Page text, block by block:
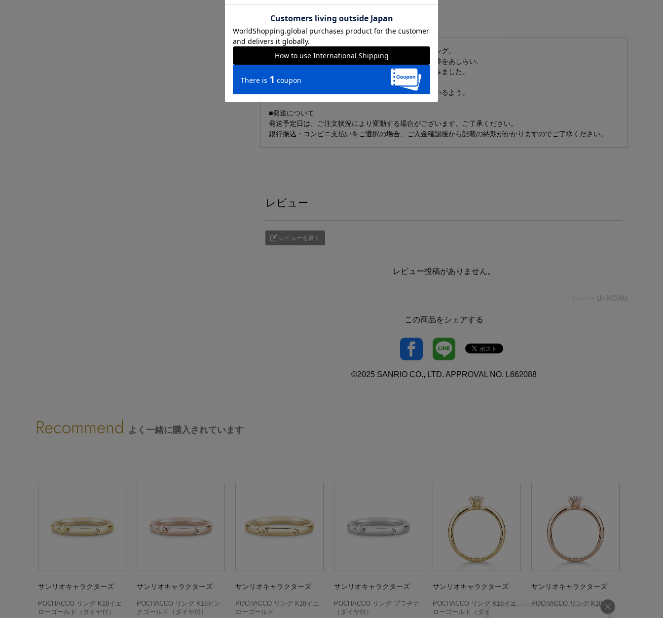
商品説明 仕様
ダイヤモンドの輝きを最大限に活かしたソリティアリング。
石座部分にはポチャッコのシルエットと可愛らしい足跡をあしらい、
シンプルなデザインの中にさりげなく世界観を詰め込みました。
大好きなポチャッコがふたりの幸せをずっと見守っているよう。
■発送について
発送予定日は、ご注文状況により変動する場合がございます。ご了承ください。
銀行振込・コンビニ支払いをご選択の場合、ご入金確認後から記載の納期がかかりますのでご了承ください。
レビュー
レビューを書く
レビュー投稿がありません。
この商品をシェアする
©2025 SANRIO CO., LTD. APPROVAL NO. L662088
Recommend よく一緒に購入されています
サンリオキャラクターズ
POCHACCO リング K18イエ
ローゴールド（ダイヤ付）
サンリオキャラクターズ
POCHACCO リング K18ピン
クゴールド（ダイヤ付）
サンリオキャラクターズ
POCHACCO リング K18イエ
ローゴールド
サンリオキャラクターズ
POCHACCO リング プラチナ
（ダイヤ付）
サンリオキャラクターズ
POCHACCO リング K18イエ
ローゴールド（ダイヤ別売）
サンリオキャラクターズ
POCHACCO リング K18ピン
クゴールド（ダイヤ別売）